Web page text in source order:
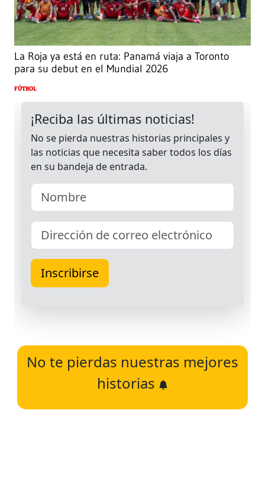
La Roja ya está en ruta: Panamá viaja a Toronto
para su debut en el Mundial 2026
FÚTBOL
No te pierdas nuestras mejores
historias